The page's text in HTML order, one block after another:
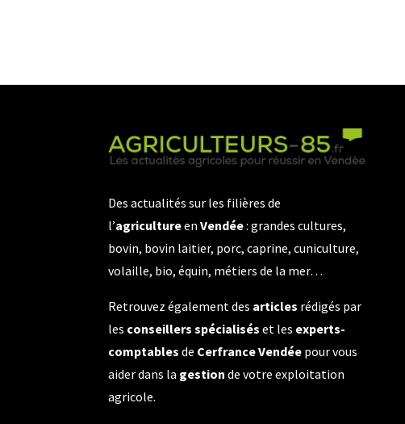
Des actualités sur les filières de
l’agricultureenVendée: grandes cultures,
bovin, bovin laitier, porc, caprine, cuniculture,
volaille, bio, équin, métiers de la mer…
Retrouvez également des articles rédigés par
les conseillers spécialisés et les experts-
comptables de Cerfrance Vendée pour vous
aider dans la gestion de votre exploitation
agricole.